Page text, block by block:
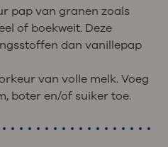
pap van granen zoals
of boekweit. Deze
dan vanillepap
van volle melk. Voeg
boter en/of suiker toe.